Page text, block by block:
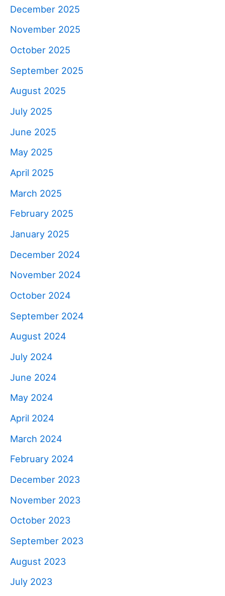
December 2025
November 2025
October 2025
September 2025
August 2025
July 2025
June 2025
May 2025
April 2025
March 2025
February 2025
January 2025
December 2024
November 2024
October 2024
September 2024
August 2024
July 2024
June 2024
May 2024
April 2024
March 2024
February 2024
December 2023
November 2023
October 2023
September 2023
August 2023
July 2023